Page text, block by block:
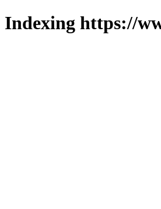
Indexing https://